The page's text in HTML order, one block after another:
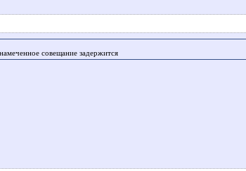
совещание задержится